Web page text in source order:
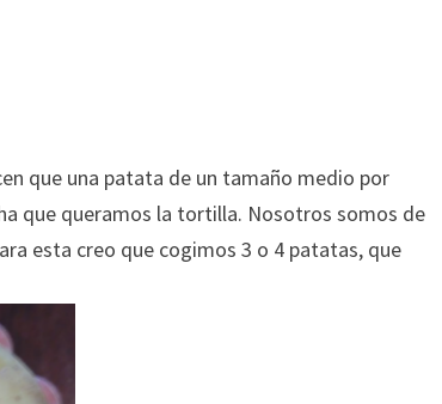
que una patata de un tamaño medio por
que queramos la tortilla. Nosotros somos de
esta creo que cogimos 3 o 4 patatas, que